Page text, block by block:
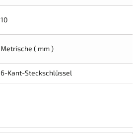
10
Metrische ( mm )
6-Kant-Steckschlüssel